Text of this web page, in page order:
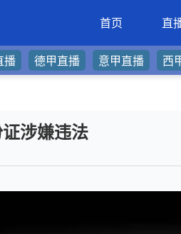
首页 直
播 德甲直播 意甲直播 西
涉嫌违法